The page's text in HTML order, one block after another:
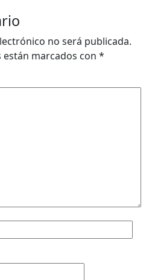
no será publicada.
marcados con *